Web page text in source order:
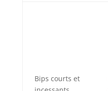
Bips courts et